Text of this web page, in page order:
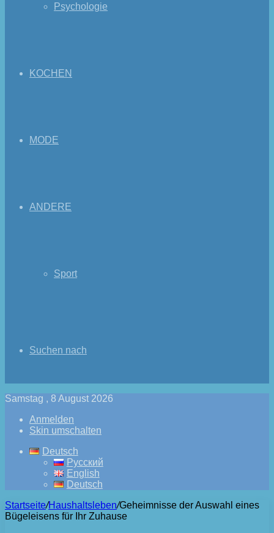
Psychologie
KOCHEN
MODE
ANDERE
Sport
Suchen nach
Samstag , 8 August 2026
Anmelden
Skin umschalten
Deutsch
Русский
English
Deutsch
Startseite/Haushaltsleben/Geheimnisse der Auswahl eines
Bügeleisens für Ihr Zuhause